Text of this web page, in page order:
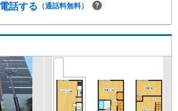
す。・チャイルドシートのご用意ございま
歓迎です！年間8000棟以上の限定物件を発表
プンハウスだから出会える物件が多数ござい
気軽にご連絡・ご相談ください！※限定物件:
しくは当社を含めた数社でのみご紹介可能な
ス・ディベロップメントの物件
電話する （通話料無料）